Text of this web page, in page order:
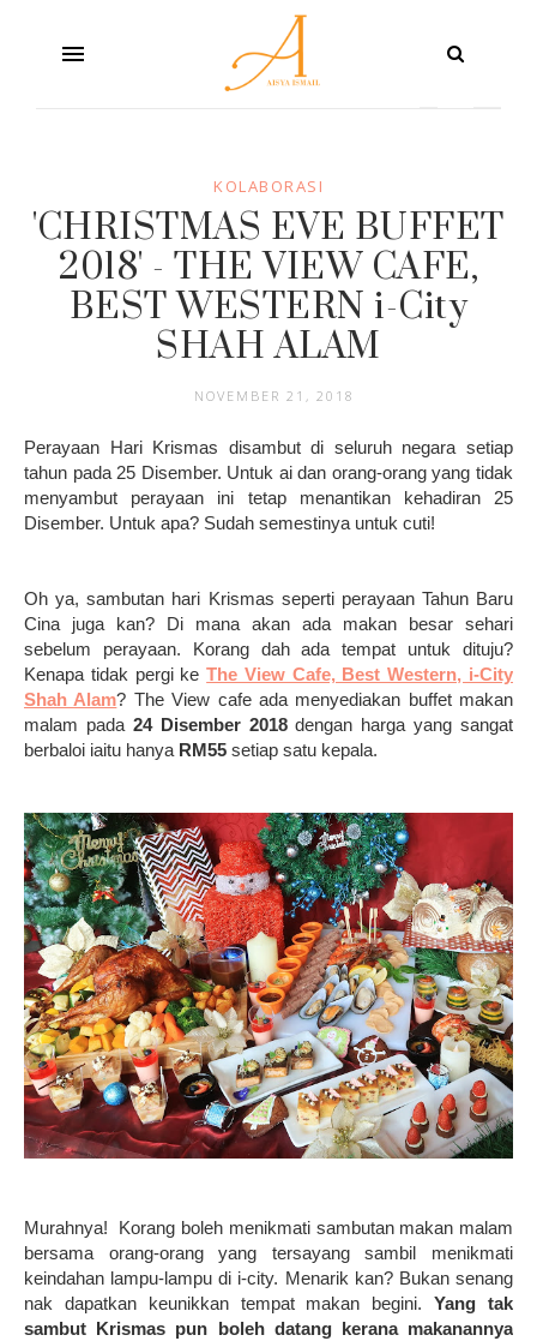
KOLABORASI
'CHRISTMAS EVE BUFFET
2018' - THE VIEW CAFE,
BEST WESTERN i-City
SHAH ALAM
NOVEMBER 21, 2018
Perayaan Hari Krismas disambut di seluruh negara setiap
tahun pada 25 Disember. Untuk ai dan orang-orang yang tidak
menyambut perayaan ini tetap menantikan kehadiran 25
Disember. Untuk apa? Sudah semestinya untuk cuti!
Oh ya, sambutan hari Krismas seperti perayaan Tahun Baru
Cina juga kan? Di mana akan ada makan besar sehari
sebelum perayaan. Korang dah ada tempat untuk dituju?
Kenapa tidak pergi keThe View Cafe, Best Western, i-City
Shah Alam? The View cafe ada menyediakan buffet makan
malam pada 24 Disember 2018dengan harga yang sangat
berbaloi iaitu hanya RM55 setiap satu kepala.
Murahnya! Korang boleh menikmati sambutan makan malam
bersama orang-orang yang tersayang sambil menikmati
keindahan lampu-lampu di i-city. Menarik kan? Bukan senang
nak dapatkan keunikkan tempat makan begini.Yang tak
sambut Krismas pun boleh datang kerana makanannya